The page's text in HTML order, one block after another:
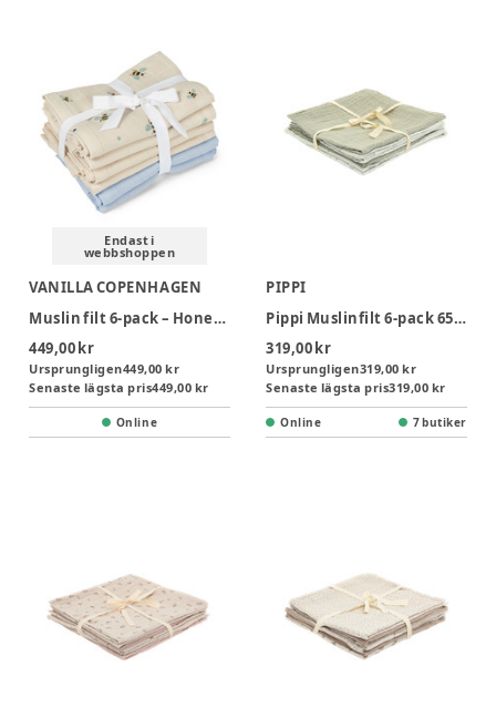
Endast i
webbshoppen
VANILLA COPENHAGEN
Muslin filt 6-pack – Honeybee Happy
449,00 kr
Ursprungligen449,00 kr
Senaste lägsta pris449,00 kr
Online
PIPPI
Pippi Muslinfilt 6‑pack 65x65 - Dried Sage
319,00 kr
Ursprungligen319,00 kr
Senaste lägsta pris319,00 kr
Online 7 butiker